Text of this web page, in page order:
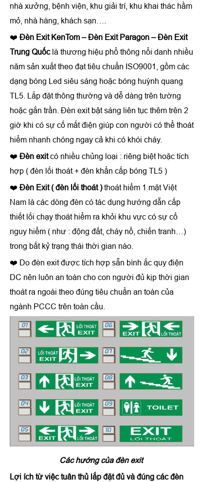
nhà xưởng, bệnh viện, khu giải trí, khu khai thác hầm
mỏ, nhà hàng, khách sạn….
❤️ Đèn Exit KenTom – Đèn Exit Paragon – Đèn Exit
Trung Quốc là thương hiệu phổ thông nổi danh nhiều
năm sản xuất theo đạt tiêu chuẩn ISO9001, gồm các
dạng bóng Led siêu sáng hoặc bóng huỳnh quang
TL5. Lắp đặt thông thường và dễ dàng trên tường
hoặc gắn trần. Đèn exit bật sáng liên tục thêm trên 2
giờ khi có sự cố mất điện giúp con người có thể thoát
hiểm nhanh chóng ngay cả khi có khói cháy.
❤️ Đèn exitcó nhiều chủng loại : riêng biệt hoặc tích
hợp ( đèn lối thoát + đèn khẩn cấp bóng TL5 )
❤️ Đèn Exit ( đèn lối thoát )thoát hiểm 1 mặt Việt
Nam là các dòng đèn có tác dụng hướng dẫn cấp
thiết lối chạy thoát hiểm ra khỏi khu vực có sự cố
nguy hiểm ( như : động đất, cháy nổ, chiến tranh…)
trong bất kỷ trạng thái thời gian nào.
❤️ Do đèn exit được tích hợp sẵn bình ắc quy điện
DC nên luôn an toàn cho con người đủ kịp thời gian
thoát ra ngoài theo đúng tiêu chuẩn an toàn của
ngành PCCC trên toàn cầu.
Các hướng của đèn exit
Lợi ích từ việc tuân thủ lắp đặt đủ và đúng các đèn